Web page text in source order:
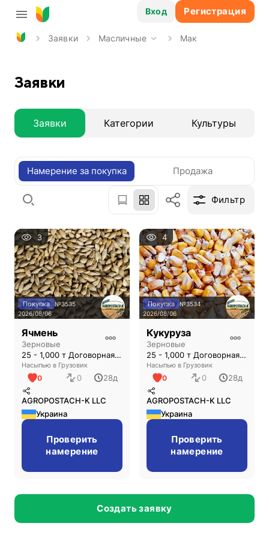
Заявки Масличные Мак
Вход Регистрация
Заявки
Заявки Категории Культуры
Намерение за покупка Продажа
Фильтр
3
Покупка №3535
2026/08/06
Ячмень
Зерновые
25 - 1,000 т Договорная CPT (Київ)
Насыпью в Грузовик
0 0 28д
AGROPOSTACH-K LLC
Украина
Проверить
намерение
4
Покупка №3534
2026/08/06
Кукуруза
Зерновые
25 - 1,000 т Договорная CPT (Київ)
Насыпью в Грузовик
0 0 28д
AGROPOSTACH-K LLC
Украина
Проверить
намерение
3
Создать заявку